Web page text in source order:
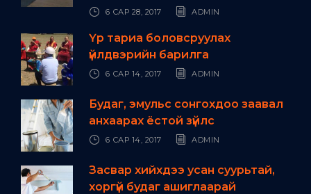
6 САР 28, 2017 ADMIN
Үр тариа боловсруулах
үйлдвэрийн барилга
6 САР 14, 2017 ADMIN
Будаг, эмульс сонгохдоо заавал
анхаарах ёстой зүйлс
6 САР 14, 2017 ADMIN
Засвар хийхдээ усан суурьтай,
хоргүй будаг ашиглаарай